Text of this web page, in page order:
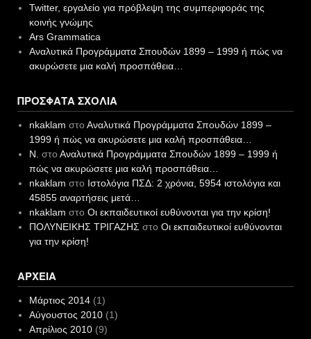
Twitter, εργαλείο για πρόβλεψη της συμπεριφοράς της
κοινής γνώμης
Ars Grammatica
Αναλυτικά Προγράμματα Σπουδών 1899 – 1999 ή πώς να
ακυρώσετε μια καλή προσπάθεια…
ΠΡΌΣΦΑΤΑ ΣΧΌΛΙΑ
nkaklam στοΑναλυτικά Προγράμματα Σπουδών 1899 –
1999 ή πώς να ακυρώσετε μια καλή προσπάθεια…
N. στοΑναλυτικά Προγράμματα Σπουδών 1899 – 1999 ή
πώς να ακυρώσετε μια καλή προσπάθεια…
nkaklam στο Ιστολόγια ΠΣΔ: 2 χρόνια, 5954 ιστολόγια και
45855 αναρτήσεις μετά…
nkaklam στο Οι εκπαιδευτικοί ευθύνονται για την κρίση!
ΠΟΛΥΝΕΙΚΗΣ ΤΡΙΓΑΖΗΣ στο Οι εκπαιδευτικοί ευθύνονται
για την κρίση!
ΑΡΧΕΊΑ
Μάρτιος 2014(1)
Αύγουστος 2010(1)
Απρίλιος 2010(9)